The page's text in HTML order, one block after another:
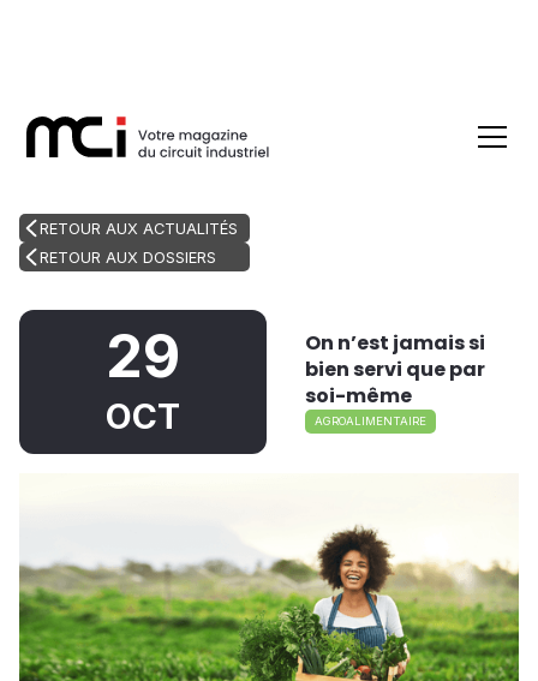
RETOUR AUX ACTUALITÉS
RETOUR AUX DOSSIERS
29
OCT
On n’est jamais si
bien servi que par
soi-même
AGROALIMENTAIRE